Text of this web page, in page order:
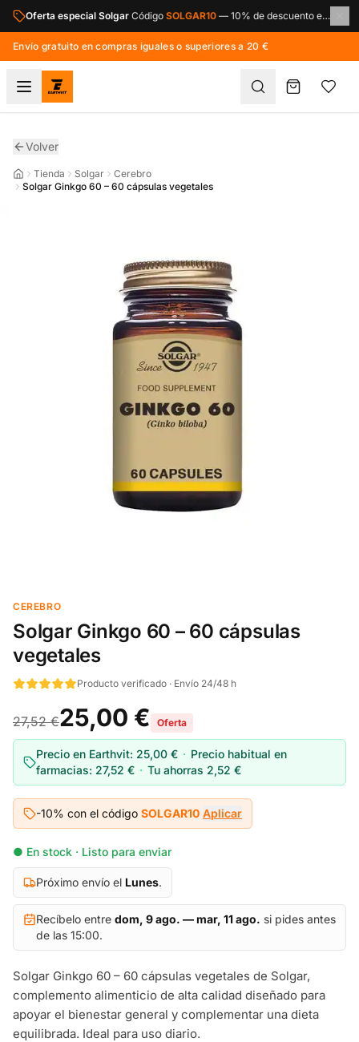
Saltar al contenido principal
Oferta especial Solgar Código SOLGAR10 — 10% de descuento en toda la marca Solgar.
Envío gratuito en compras iguales o superiores a 20 €
Volver
Tienda Solgar
Cerebro
Solgar Ginkgo 60 – 60 cápsulas vegetales
CEREBRO
Solgar Ginkgo 60 – 60 cápsulas
vegetales
Producto verificado · Envío 24/48 h
27,52 €25,00 € Oferta
Precio en Earthvit: 25,00 € · Precio habitual en
farmacias: 27,52 € · Tu ahorras 2,52 €
-10% con el código SOLGAR10 Aplicar
● En stock · Listo para enviar
Próximo envío el Lunes.
Recíbelo entre dom, 9 ago. — mar, 11 ago. si pides antes
de las 15:00.
Solgar Ginkgo 60 – 60 cápsulas vegetales de Solgar,
complemento alimenticio de alta calidad diseñado para
apoyar el bienestar general y complementar una dieta
equilibrada. Ideal para uso diario.